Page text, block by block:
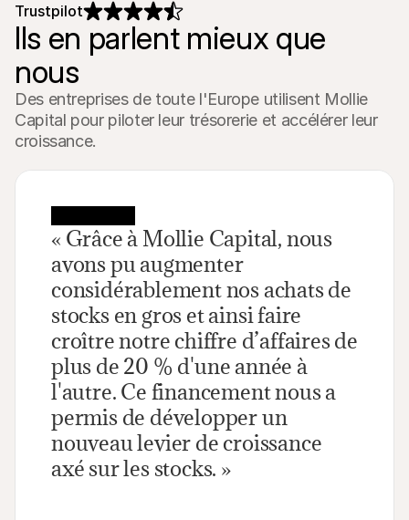
Trustpilot
Ils en parlent mieux que
nous
Des entreprises de toute l'Europe utilisent Mollie
Capital pour piloter leur trésorerie et accélérer leur
croissance.
« Grâce à Mollie Capital, nous
avons pu augmenter
considérablement nos achats de
stocks en gros et ainsi faire
croître notre chiffre d’affaires de
plus de 20 % d'une année à
l'autre. Ce financement nous a
permis de développer un
nouveau levier de croissance
axé sur les stocks. »